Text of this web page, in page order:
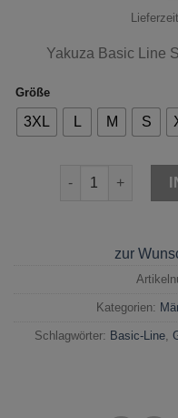
Yakuza Basic Line
Größe
3XL L M S
Yakuza
zur
Kategorien:
Schlagwörter: Basic-Line